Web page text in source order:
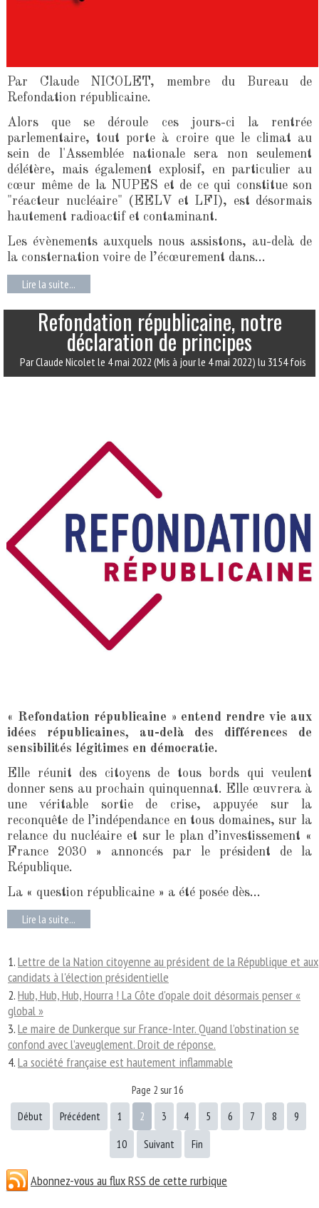
Par Claude NICOLET, membre du Bureau de
Refondation républicaine.
Alors que se déroule ces jours-ci la rentrée
parlementaire, tout porte à croire que le climat au
sein de l'Assemblée nationale sera non seulement
délétère, mais également explosif, en particulier au
cœur même de la NUPES et de ce qui constitue son
"réacteur nucléaire" (EELV et LFI), est désormais
hautement radioactif et contaminant.
Les évènements auxquels nous assistons, au-delà de
la consternation voire de l’écœurement dans...
Lire la suite...
Refondation républicaine, notre
déclaration de principes
Par Claude Nicoletle 4 mai 2022 (Mis à jour le 4 mai 2022) lu 3154 fois
« Refondation républicaine » entend rendre vie aux
idées républicaines, au-delà des différences de
sensibilités légitimes en démocratie.
Elle réunit des citoyens de tous bords qui veulent
donner sens au prochain quinquennat. Elle œuvrera à
une véritable sortie de crise, appuyée sur la
reconquête de l’indépendance en tous domaines, sur la
relance du nucléaire et sur le plan d’investissement «
France 2030 » annoncés par le président de la
République.
La « question républicaine » a été posée dès...
Lire la suite...
Lettre de la Nation citoyenne au président de la République et aux
candidats à l'élection présidentielle
Hub, Hub, Hub, Hourra ! La Côte d'opale doit désormais penser «
global »
Le maire de Dunkerque sur France-Inter. Quand l’obstination se
confond avec l’aveuglement. Droit de réponse.
La société française est hautement inflammable
Page 2 sur 16
Début
Précédent 1 2 3 4 5 6 7 8 9
10 Suivant Fin
Abonnez-vous au flux RSS de cette rurbique